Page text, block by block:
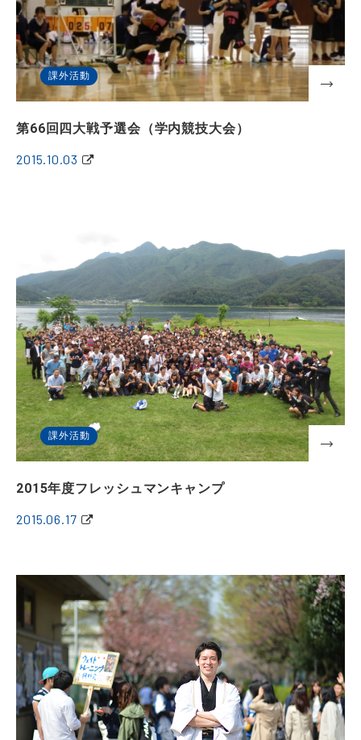
課外活動
第66回四大戦予選会（学内競技大会）
2015.10.03
課外活動
2015年度フレッシュマンキャンプ
2015.06.17